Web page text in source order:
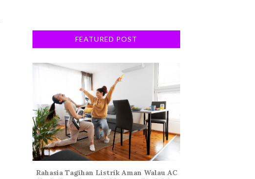
FEATURED POST
Rahasia Tagihan Listrik Aman Walau AC